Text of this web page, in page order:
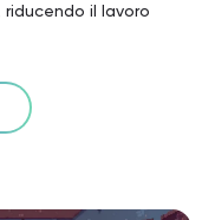
il lavoro